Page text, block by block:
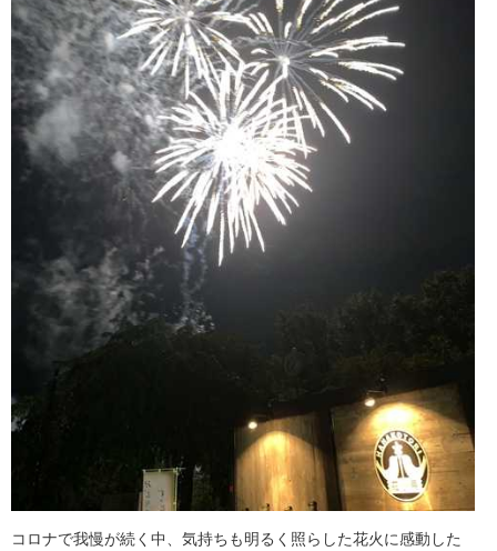
コ ロナで我慢が続く 中、 気持ちも明る く 照ら した花火に感動 した